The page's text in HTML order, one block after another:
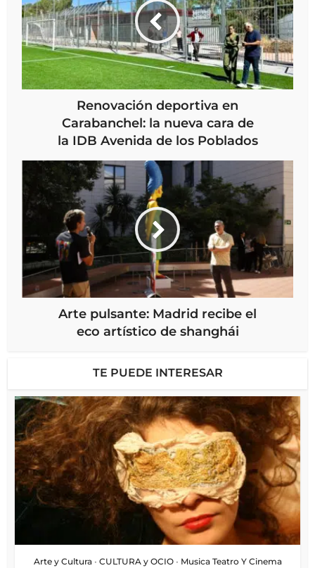
Renovación deportiva en
Carabanchel: la nueva cara de
la IDB Avenida de los Poblados
Arte pulsante: Madrid recibe el
eco artístico de shanghái
TE PUEDE INTERESAR
Arte y Cultura • CULTURA y OCIO • Musica Teatro Y Cinema